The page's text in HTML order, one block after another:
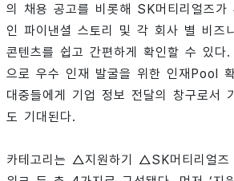
의 채용 공고를 비롯해 SK머티리얼즈가
인 파이낸셜 스토리 및 각 회사 별 비즈
콘텐츠를 쉽고 간편하게 확인할 수 있다
으로 우수 인재 발굴을 위한 인재Pool
대중들에게 기업 정보 전달의 창구로서
도 기대된다.
카테고리는 △지원하기 △SK머티리얼